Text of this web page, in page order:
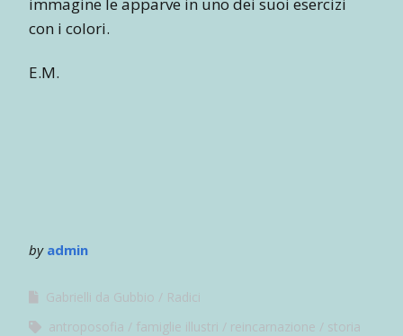
con i colori.
E.M.
by admin
Gabrielli da Gubbio
Radici
antroposofia
famiglie illustri reincarnazione
storia